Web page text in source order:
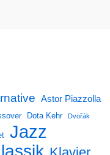
Astor Piazzolla
Dota Kehr Dvořák
Jazz